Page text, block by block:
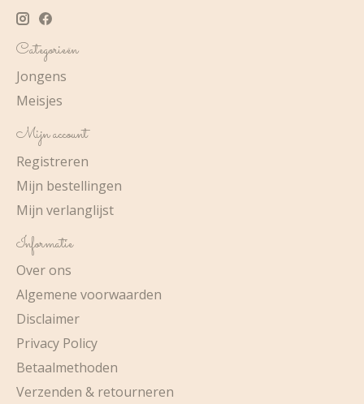
Categorieën
Jongens
Meisjes
Mijn account
Registreren
Mijn bestellingen
Mijn verlanglijst
Informatie
Over ons
Algemene voorwaarden
Disclaimer
Privacy Policy
Betaalmethoden
Verzenden & retourneren